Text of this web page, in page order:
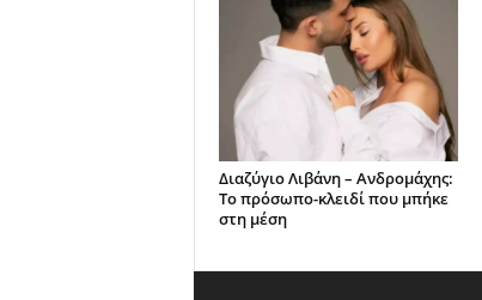
Διαζύγιο Λιβάνη – Ανδρομάχης:
Το πρόσωπο-κλειδί που μπήκε
στη μέση